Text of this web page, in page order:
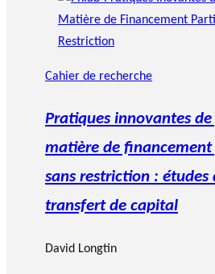
Cahier de recherche
Pratiques innovantes
matière de
sans restriction : études
transfert de capital
David Longtin